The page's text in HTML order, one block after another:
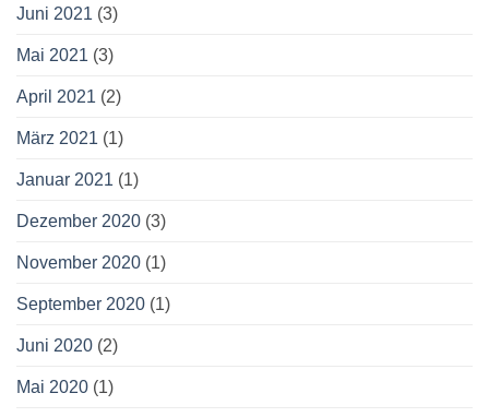
Juni 2021 (3)
Mai 2021 (3)
April 2021 (2)
März 2021 (1)
Januar 2021 (1)
Dezember 2020 (3)
November 2020 (1)
September 2020 (1)
Juni 2020 (2)
Mai 2020 (1)